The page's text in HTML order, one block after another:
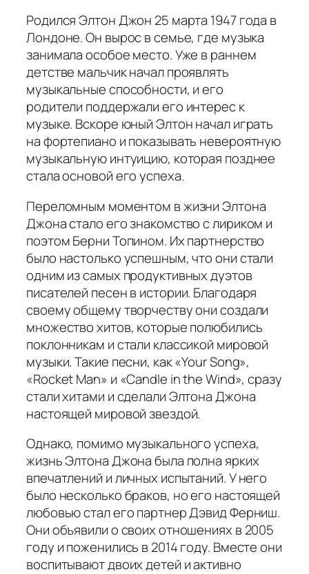
Родился Элтон Джон 25 марта 1947 года в
Лондоне. Он вырос в семье, где музыка
занимала особое место. Уже в раннем
детстве мальчик начал проявлять
музыкальные способности, и его
родители поддержали его интерес к
музыке. Вскоре юный Элтон начал играть
на фортепиано и показывать невероятную
музыкальную интуицию, которая позднее
стала основой его успеха.
Переломным моментом в жизни Элтона
Джона стало его знакомство с лириком и
поэтом Берни Топином. Их партнерство
было настолько успешным, что они стали
одним из самых продуктивных дуэтов
писателей песен в истории. Благодаря
своему общему творчеству они создали
множество хитов, которые полюбились
поклонникам и стали классикой мировой
музыки. Такие песни, как «Your Song»,
«Rocket Man» и «Candle in the Wind», сразу
стали хитами и сделали Элтона Джона
настоящей мировой звездой.
Однако, помимо музыкального успеха,
жизнь Элтона Джона была полна ярких
впечатлений и личных испытаний. У него
было несколько браков, но его настоящей
любовью стал его партнер Дэвид Ферниш.
Они объявили о своих отношениях в 2005
году и поженились в 2014 году. Вместе они
воспитывают двоих детей и активно